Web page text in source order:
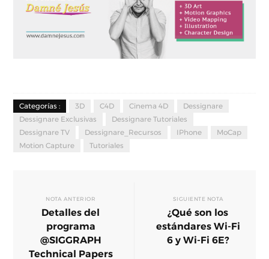
Categorías : 3D C4D Cinema 4D
Dessignare
Dessignare Exclusivas
Dessignare Tutoriales
Dessignare TV
Dessignare_Recursos IPhone
MoCap
Motion Capture
Tutoriales
NOTA ANTERIOR
Detalles del
programa
@SIGGRAPH
Technical Papers
SIGUIENTE NOTA
¿Qué son los
estándares Wi-Fi
6 y Wi-Fi 6E?